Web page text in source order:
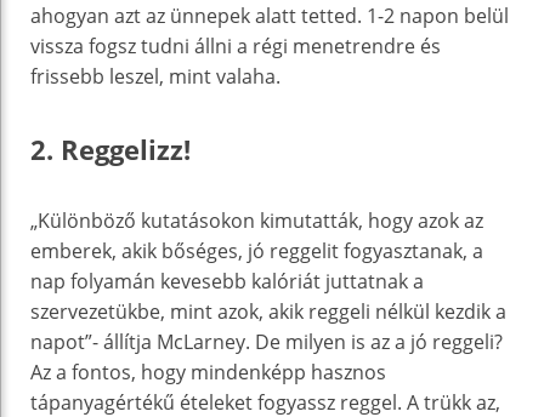
ahogyan azt az ünnepek alatt tetted. 1-2 napon belül
vissza fogsz tudni állni a régi menetrendre és
frissebb leszel, mint valaha.
2. Reggelizz!
„Különböző kutatásokon kimutatták, hogy azok az
emberek, akik bőséges, jó reggelit fogyasztanak, a
nap folyamán kevesebb kalóriát juttatnak a
szervezetükbe, mint azok, akik reggeli nélkül kezdik a
napot”- állítja McLarney. De milyen is az a jó reggeli?
Az a fontos, hogy mindenképp hasznos
tápanyagértékű ételeket fogyassz reggel. A trükk az,